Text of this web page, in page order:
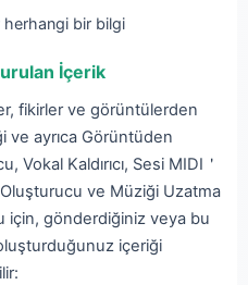
herhangi bir bilgi
İçerik
fikirler ve görüntülerden
ve ayrıca Görüntüden
Vokal Kaldırıcı, Sesi MIDI＇
ve Müziği Uzatma
için, gönderdiğiniz veya bu
oluşturduğunuz içeriği